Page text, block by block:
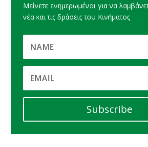
Μείνετε ενημερωμένοι για να
νέα και τις δράσεις του Κινήματος
Subscribe